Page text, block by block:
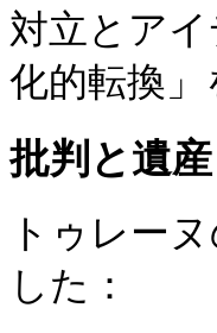
対立とア
化的転換
批判と遺産
トゥレー
した：